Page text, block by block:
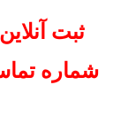
ثبت
شماره